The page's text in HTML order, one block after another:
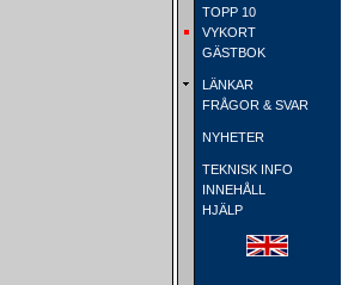
TOPP 10
VYKORT
GÄSTBOK
LÄNKAR
FRÅGOR & SVAR
NYHETER
TEKNISK INFO
INNEHÅLL
HJÄLP